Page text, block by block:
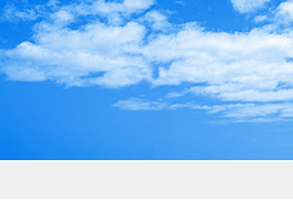
おでかけガイド